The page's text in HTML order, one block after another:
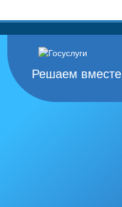
Решаем вместе